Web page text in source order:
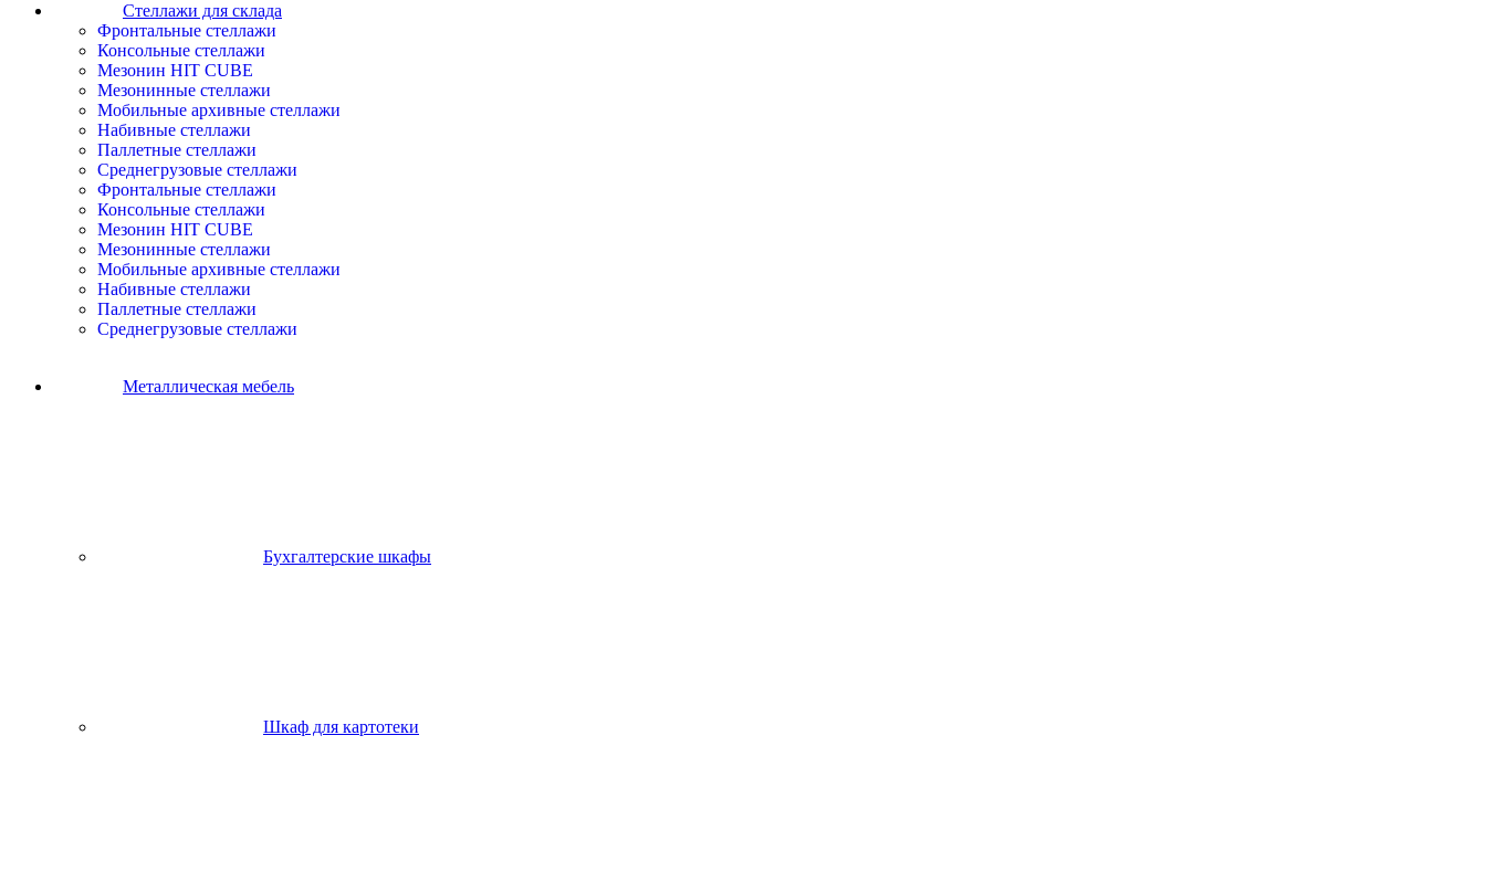
Стеллажи для склада
Фронтальные стеллажи
Консольные стеллажи
Мезонин HIT CUBE
Мезонинные стеллажи
Мобильные архивные стеллажи
Набивные стеллажи
Паллетные стеллажи
Среднегрузовые стеллажи
Фронтальные стеллажи
Консольные стеллажи
Мезонин HIT CUBE
Мезонинные стеллажи
Мобильные архивные стеллажи
Набивные стеллажи
Паллетные стеллажи
Среднегрузовые стеллажи
Металлическая мебель
Бухгалтерские шкафы
Шкаф для картотеки